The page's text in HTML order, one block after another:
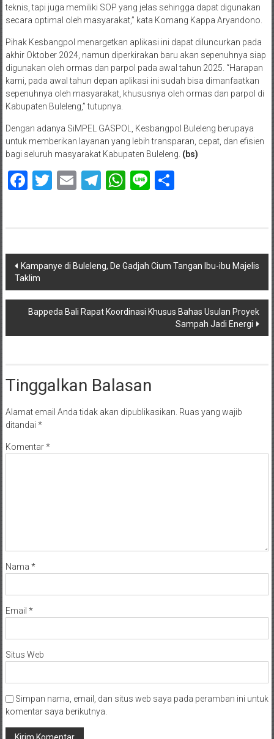
teknis, tapi juga memiliki SOP yang jelas sehingga dapat digunakan
secara optimal oleh masyarakat,” kata Komang Kappa Aryandono.
Pihak Kesbangpol menargetkan aplikasi ini dapat diluncurkan pada
akhir Oktober 2024, namun diperkirakan baru akan sepenuhnya siap
digunakan oleh ormas dan parpol pada awal tahun 2025. “Harapan
kami, pada awal tahun depan aplikasi ini sudah bisa dimanfaatkan
sepenuhnya oleh masyarakat, khususnya oleh ormas dan parpol di
Kabupaten Buleleng,” tutupnya.
Dengan adanya SiMPEL GASPOL, Kesbangpol Buleleng berupaya
untuk memberikan layanan yang lebih transparan, cepat, dan efisien
bagi seluruh masyarakat Kabupaten Buleleng. (bs)
Facebook
Twitter
EmailTelegram
WhatsApp
LineShare
Navigasi
pos
Kampanye di Buleleng, De Gadjah Cium Tangan Ibu-ibu Majelis
Taklim
Bappeda Bali Rapat Koordinasi Khusus Bahas Usulan Proyek
Sampah Jadi Energi
Tinggalkan Balasan
Alamat email Anda tidak akan dipublikasikan. Ruas yang wajib
ditandai *
Komentar*
Nama *
Email *
Situs Web
Simpan nama, email, dan situs web saya pada peramban ini untuk
komentar saya berikutnya.